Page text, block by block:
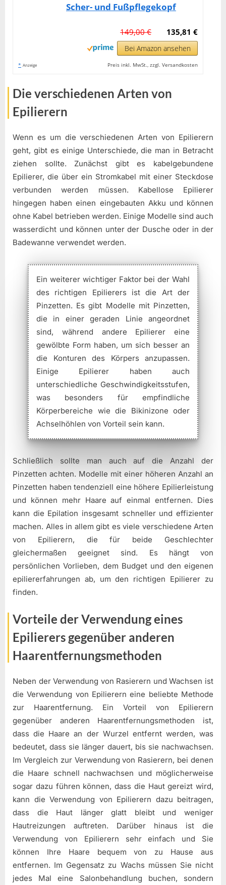
Scher- und Fußpflegekopf
135,81 €
149,00 €
Bei Amazon ansehen
* Anzeige Preis inkl. MwSt., zzgl. Versandkosten
Die verschiedenen Arten von
Epilierern
Wenn es um die verschiedenen Arten von Epilierern
geht, gibt es einige Unterschiede, die man in Betracht
ziehen sollte. Zunächst gibt es kabelgebundene
Epilierer, die über ein Stromkabel mit einer Steckdose
verbunden werden müssen. Kabellose Epilierer
hingegen haben einen eingebauten Akku und können
ohne Kabel betrieben werden. Einige Modelle sind auch
wasserdicht und können unter der Dusche oder in der
Badewanne verwendet werden.
Ein weiterer wichtiger Faktor bei der Wahl
des richtigen Epilierers ist die Art der
Pinzetten. Es gibt Modelle mit Pinzetten,
die in einer geraden Linie angeordnet
sind, während andere Epilierer eine
gewölbte Form haben, um sich besser an
die Konturen des Körpers anzupassen.
Einige Epilierer haben auch
unterschiedliche Geschwindigkeitsstufen,
was besonders für empfindliche
Körperbereiche wie die Bikinizone oder
Achselhöhlen von Vorteil sein kann.
Schließlich sollte man auch auf die Anzahl der
Pinzetten achten. Modelle mit einer höheren Anzahl an
Pinzetten haben tendenziell eine höhere Epilierleistung
und können mehr Haare auf einmal entfernen. Dies
kann die Epilation insgesamt schneller und effizienter
machen. Alles in allem gibt es viele verschiedene Arten
von Epilierern, die für beide Geschlechter
gleichermaßen geeignet sind. Es hängt von
persönlichen Vorlieben, dem Budget und den eigenen
epiliererfahrungen ab, um den richtigen Epilierer zu
finden.
Vorteile der Verwendung eines
Epilierers gegenüber anderen
Haarentfernungsmethoden
Neben der Verwendung von Rasierern und Wachsen ist
die Verwendung von Epilierern eine beliebte Methode
zur Haarentfernung. Ein Vorteil von Epilierern
gegenüber anderen Haarentfernungsmethoden ist,
dass die Haare an der Wurzel entfernt werden, was
bedeutet, dass sie länger dauert, bis sie nachwachsen.
Im Vergleich zur Verwendung von Rasierern, bei denen
die Haare schnell nachwachsen und möglicherweise
sogar dazu führen können, dass die Haut gereizt wird,
kann die Verwendung von Epilierern dazu beitragen,
dass die Haut länger glatt bleibt und weniger
Hautreizungen auftreten. Darüber hinaus ist die
Verwendung von Epilierern sehr einfach und Sie
können Ihre Haare bequem von zu Hause aus
entfernen. Im Gegensatz zu Wachs müssen Sie nicht
jedes Mal eine Salonbehandlung buchen, sondern